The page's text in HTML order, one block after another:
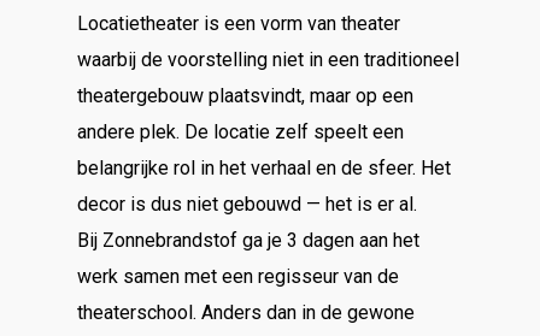
Locatietheater is een vorm van theater
waarbij de voorstelling niet in een traditioneel
theatergebouw plaatsvindt, maar op een
andere plek. De locatie zelf speelt een
belangrijke rol in het verhaal en de sfeer. Het
decor is dus niet gebouwd — het is er al.
Bij Zonnebrandstof ga je 3 dagen aan het
werk samen met een regisseur van de
theaterschool. Anders dan in de gewone